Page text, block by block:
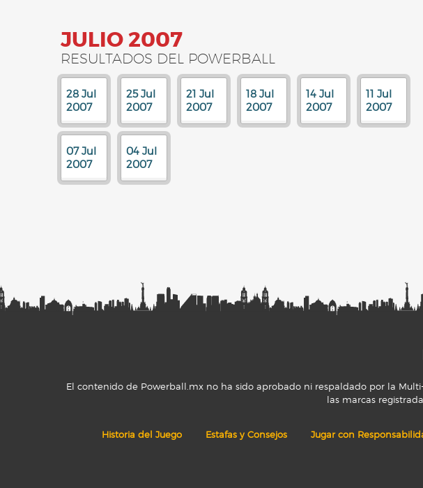
JULIO 2007
RESULTADOS DEL POWERBALL
28 Jul
2007
25 Jul
2007
21 Jul
2007
18 Jul
2007
14 Jul
2007
11 Jul
2007
07 Jul
2007
04 Jul
2007
El contenido de Powerball.mx no ha sido aprobado ni respaldado por la
las marcas
Historia del Juego Estafas y Consejos Jugar con